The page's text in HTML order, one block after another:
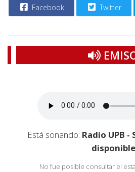
Facebook Twitter
Está sonando: Radio UPB
disponible
No fue posible consultar el